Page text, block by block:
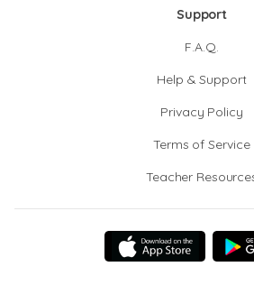
Support
F.A.Q.
Help & Support
Privacy Policy
Terms of Service
Teacher